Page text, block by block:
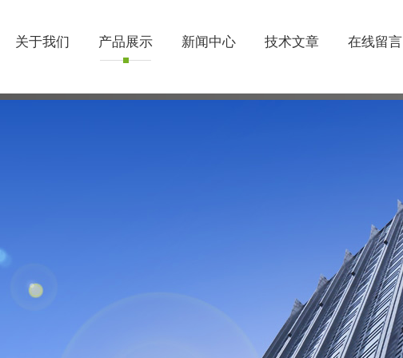
关于我们 产品展示 新闻中心 技术文章 在线留言